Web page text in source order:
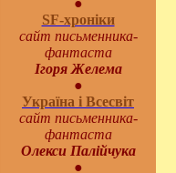
●
SF-хроніки
сайт письменника-
фантаста
Ігоря Желема
●
Україна і Всесвіт
сайт письменника-
фантаста
Олекси Палійчука
●